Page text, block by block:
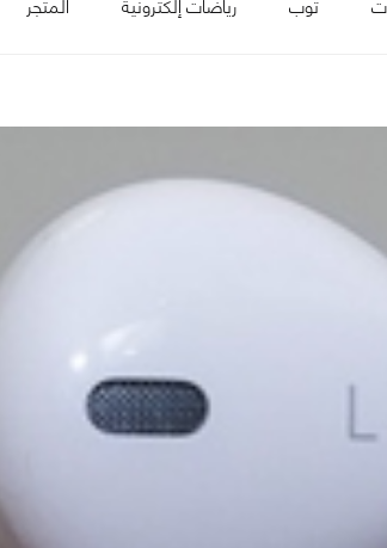
توب رياضات إلكترونية المتجر